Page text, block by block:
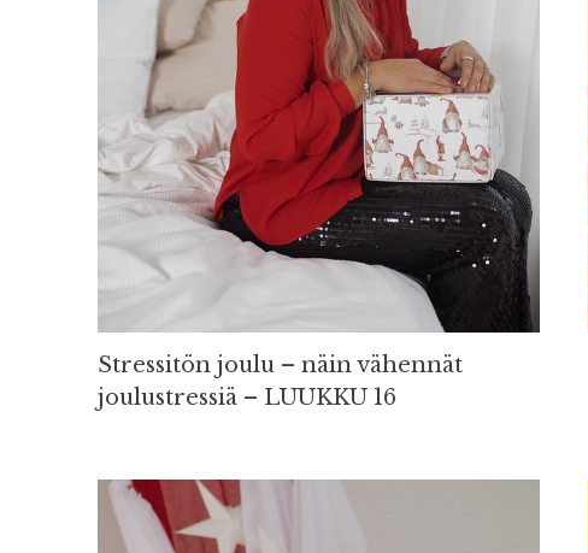
Stressitön joulu – näin vähennät
joulustressiä – LUUKKU 16